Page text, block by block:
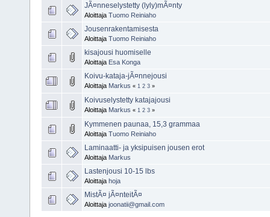
JÃ¤nneselystetty (lyly)mÃ¤nty
Aloittaja Tuomo Reiniaho
Jousenrakentamisesta
Aloittaja Tuomo Reiniaho
kisajousi huomiselle
Aloittaja Esa Konga
Koivu-kataja-jÃ¤nnejousi
Aloittaja Markus « 1 2 3 »
Koivuselystetty katajajousi
Aloittaja Markus « 1 2 3 »
Kymmenen paunaa, 15,3 grammaa
Aloittaja Tuomo Reiniaho
Laminaatti- ja yksipuisen jousen erot
Aloittaja Markus
Lastenjousi 10-15 lbs
Aloittaja hoja
MistÃ¤ jÃ¤nteitÃ¤
Aloittaja joonatii@gmail.com